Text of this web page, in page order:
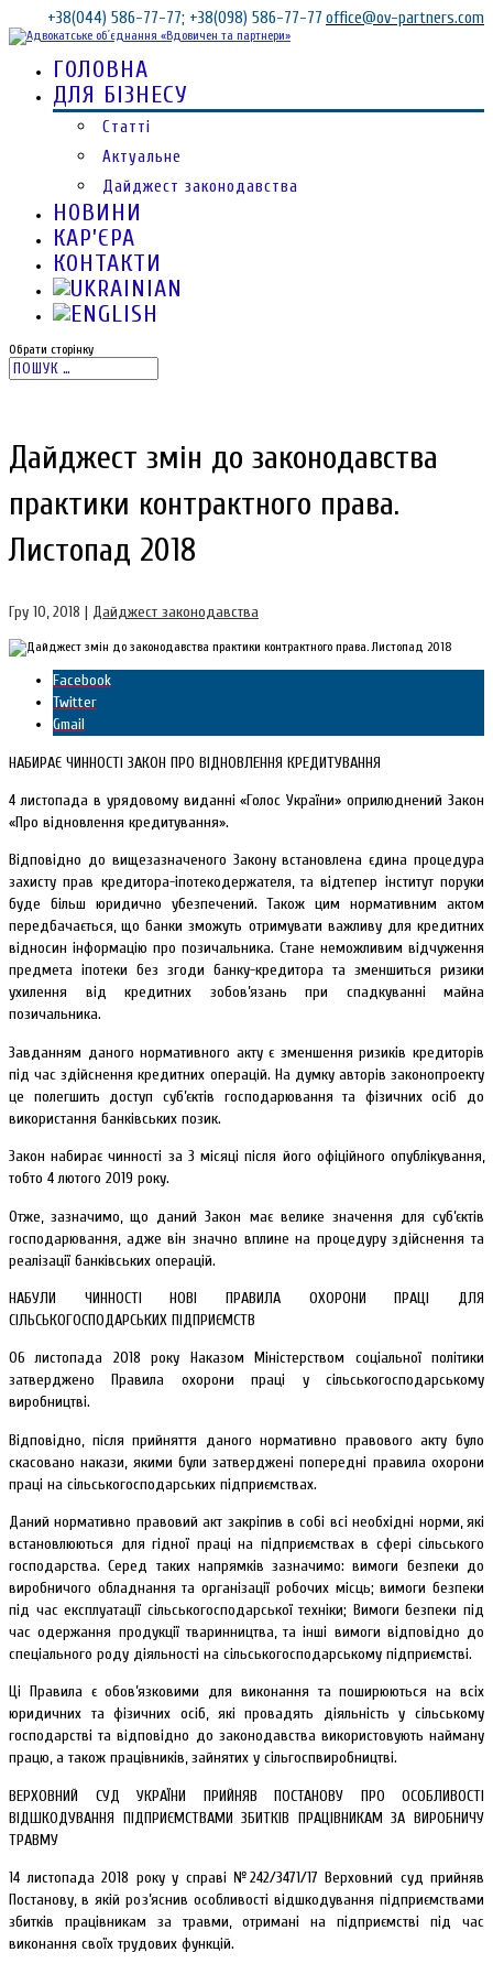
+38(044) 586-77-77; +38(098) 586-77-77 office@ov-partners.com
ГОЛОВНА
ДЛЯ БІЗНЕСУ
Статті
Актуальне
Дайджест законодавства
НОВИНИ
КАР’ЄРА
КОНТАКТИ
Обрати сторінку
Дайджест змін до законодавства
практики контрактного права.
Листопад 2018
Гру 10, 2018 | Дайджест законодавства
Facebook
Twitter
Gmail
НАБИРАЄ ЧИННОСТІ ЗАКОН ПРО ВІДНОВЛЕННЯ КРЕДИТУВАННЯ
4 листопада в урядовому виданні «Голос України» оприлюднений Закон
«Про відновлення кредитування».
Відповідно до вищезазначеного Закону встановлена єдина процедура
захисту прав кредитора-іпотекодержателя, та відтепер інститут поруки
буде більш юридично убезпечений. Також цим нормативним актом
передбачається, що банки зможуть отримувати важливу для кредитних
відносин інформацію про позичальника. Стане неможливим відчуження
предмета іпотеки без згоди банку-кредитора та зменшиться ризики
ухилення від кредитних зобов’язань при спадкуванні майна
позичальника.
Завданням даного нормативного акту є зменшення ризиків кредиторів
під час здійснення кредитних операцій. На думку авторів законопроекту
це полегшить доступ суб’єктів господарювання та фізичних осіб до
використання банківських позик.
Закон набирає чинності за 3 місяці після його офіційного опублікування,
тобто 4 лютого 2019 року.
Отже, зазначимо, що даний Закон має велике значення для суб’єктів
господарювання, адже він значно вплине на процедуру здійснення та
реалізації банківських операцій.
НАБУЛИ ЧИННОСТІ НОВІ ПРАВИЛА ОХОРОНИ ПРАЦІ ДЛЯ
СІЛЬСЬКОГОСПОДАРСЬКИХ ПІДПРИЄМСТВ
06 листопада 2018 року Наказом Міністерством соціальної політики
затверджено Правила охорони праці у сільськогосподарському
виробництві.
Відповідно, після прийняття даного нормативно правового акту було
скасовано накази, якими були затверджені попередні правила охорони
праці на сільськогосподарських підприємствах.
Даний нормативно правовий акт закріпив в собі всі необхідні норми, які
встановлюються для гідної праці на підприємствах в сфері сільського
господарства. Серед таких напрямків зазначимо: вимоги безпеки до
виробничого обладнання та організації робочих місць; вимоги безпеки
під час експлуатації сільськогосподарської техніки; Вимоги безпеки під
час одержання продукції тваринництва, та інші вимоги відповідно до
спеціального роду діяльності на сільськогосподарському підприємстві.
Ці Правила є обов’язковими для виконання та поширюються на всіх
юридичних та фізичних осіб, які провадять діяльність у сільському
господарстві та відповідно до законодавства використовують найману
працю, а також працівників, зайнятих у сільгоспвиробництві.
ВЕРХОВНИЙ СУД УКРАЇНИ ПРИЙНЯВ ПОСТАНОВУ ПРО ОСОБЛИВОСТІ
ВІДШКОДУВАННЯ ПІДПРИЄМСТВАМИ ЗБИТКІВ ПРАЦІВНИКАМ ЗА ВИРОБНИЧУ
ТРАВМУ
14 листопада 2018 року у справі №242/3471/17 Верховний суд прийняв
Постанову, в якій роз’яснив особливості відшкодування підприємствами
збитків працівникам за травми, отримані на підприємстві під час
виконання своїх трудових функцій.